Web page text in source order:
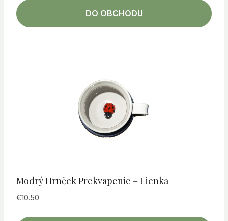
DO OBCHODU
Modrý Hrnček Prekvapenie – Lienka
€10.50